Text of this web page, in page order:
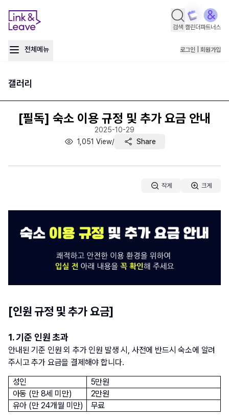
검색 캘린더파트너스
전체메뉴 로그인 | 회원가입
갤러리
[필독] 숙소 이용 규정 및 추가 요금 안내
2025-10-29
1,051 View/ Share
작게 크게
[인원 규정 및 추가 요금]
1. 기준 인원 초과
안내된 기준 인원 외 추가 인원 발생 시, 사전에 반드시 숙소에 알려
주시고 추가 요금을 결제해야 합니다.
성인
5만원
아동 (만 8세 미만)
2만원
유아 (만 24개월 미만)
무료